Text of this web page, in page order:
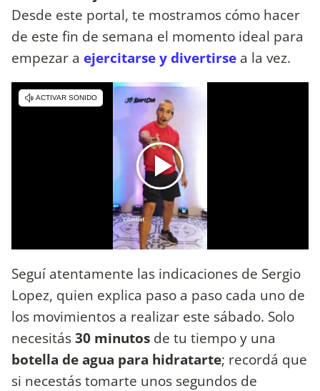
Desde este portal, te mostramos cómo hacer
de este fin de semana el momento ideal para
empezar a ejercitarse y divertirse a la vez.
Seguí atentamente las indicaciones de Sergio
Lopez, quien explica paso a paso cada uno de
los movimientos a realizar este sábado. Solo
necesitás30 minutos de tu tiempo y una
botella de agua para hidratarte; recordá que
si necestás tomarte unos segundos de